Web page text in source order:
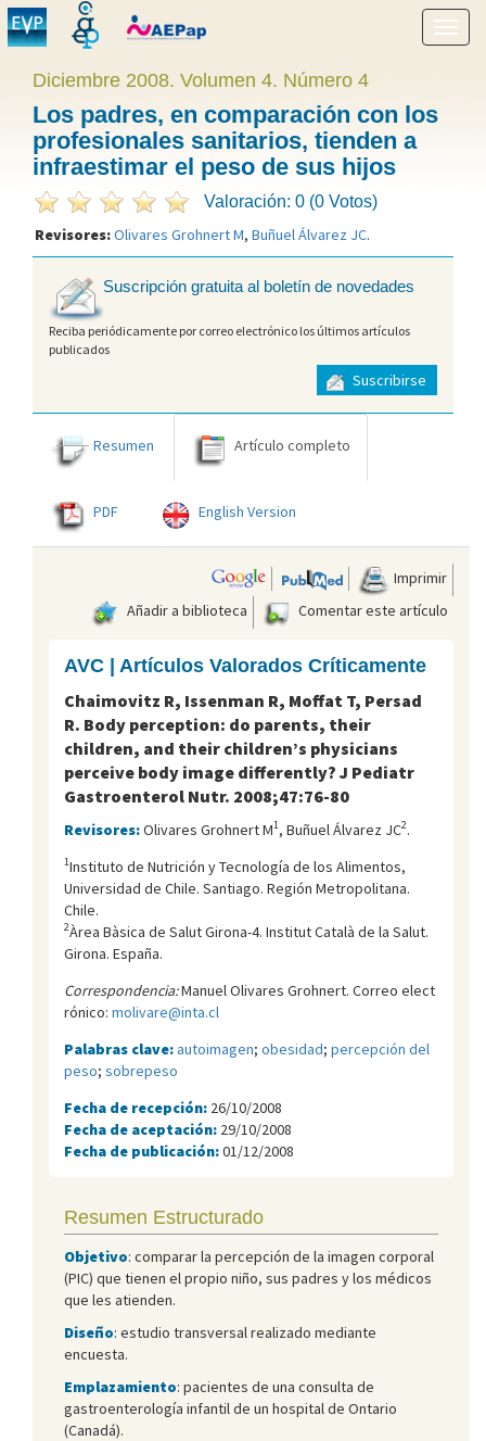
menú
Diciembre 2008. Volumen 4. Número 4
Los padres, en comparación con los
profesionales sanitarios, tienden a
infraestimar el peso de sus hijos
Valoración: 0 (0 Votos)
Revisores:Olivares Grohnert M, Buñuel Álvarez JC.
Suscripción gratuita al boletín de novedades
Reciba periódicamente por correo electrónico los últimos artículos
publicados
Suscribirse
Resumen Artículo completo
PDF English Version
Imprimir
Añadir a biblioteca
Comentar este artículo
AVC | Artículos Valorados Críticamente
Chaimovitz R, Issenman R, Moffat T, Persad
R. Body perception: do parents, their
children, and their children’s physicians
perceive body image differently? J Pediatr
Gastroenterol Nutr. 2008;47:76-80
Revisores:Olivares Grohnert M1, Buñuel Álvarez JC2.
1Instituto de Nutrición y Tecnología de los Alimentos,
Universidad de Chile. Santiago. Región Metropolitana.
Chile.
2Àrea Bàsica de Salut Girona-4. Institut Català de la Salut.
Girona. España.
Correspondencia:Manuel Olivares Grohnert. Correo elect
rónico: molivare@inta.cl
Palabras clave:autoimagen; obesidad; percepción del
peso; sobrepeso
Fecha de recepción: 26/10/2008
Fecha de aceptación: 29/10/2008
Fecha de publicación:01/12/2008
Resumen Estructurado
Objetivo: comparar la percepción de la imagen corporal
(PIC) que tienen el propio niño, sus padres y los médicos
que les atienden.
Diseño: estudio transversal realizado mediante
encuesta.
Emplazamiento: pacientes de una consulta de
gastroenterología infantil de un hospital de Ontario
(Canadá).